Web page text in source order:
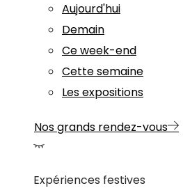
Aujourd'hui
Demain
Ce week-end
Cette semaine
Les expositions
Nos grands rendez-vous
Expériences festives